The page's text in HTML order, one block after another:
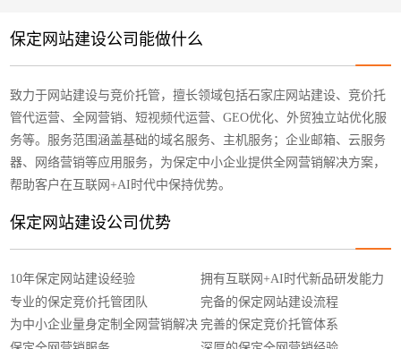
保定网站建设公司能做什么
致力于网站建设与竞价托管，擅长领域包括石家庄网站建设、竞价托
管代运营、全网营销、短视频代运营、GEO优化、外贸独立站优化服
务等。服务范围涵盖基础的域名服务、主机服务；企业邮箱、云服务
器、网络营销等应用服务，为保定中小企业提供全网营销解决方案，
帮助客户在互联网+AI时代中保持优势。
保定网站建设公司优势
10年保定网站建设经验
专业的保定竞价托管团队
为中小企业量身定制全网营销解决
拥有互联网+AI时代新品研发能力
完备的保定网站建设流程
完善的保定竞价托管体系